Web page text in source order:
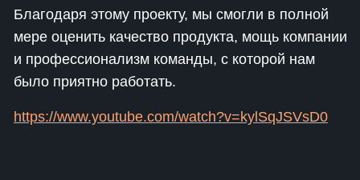
Благодаря этому проекту, мы смогли в полной
мере оценить качество продукта, мощь компании
и профессионализм команды, с которой нам
было приятно работать.
https://www.youtube.com/watch?v=kylSqJSVsD0